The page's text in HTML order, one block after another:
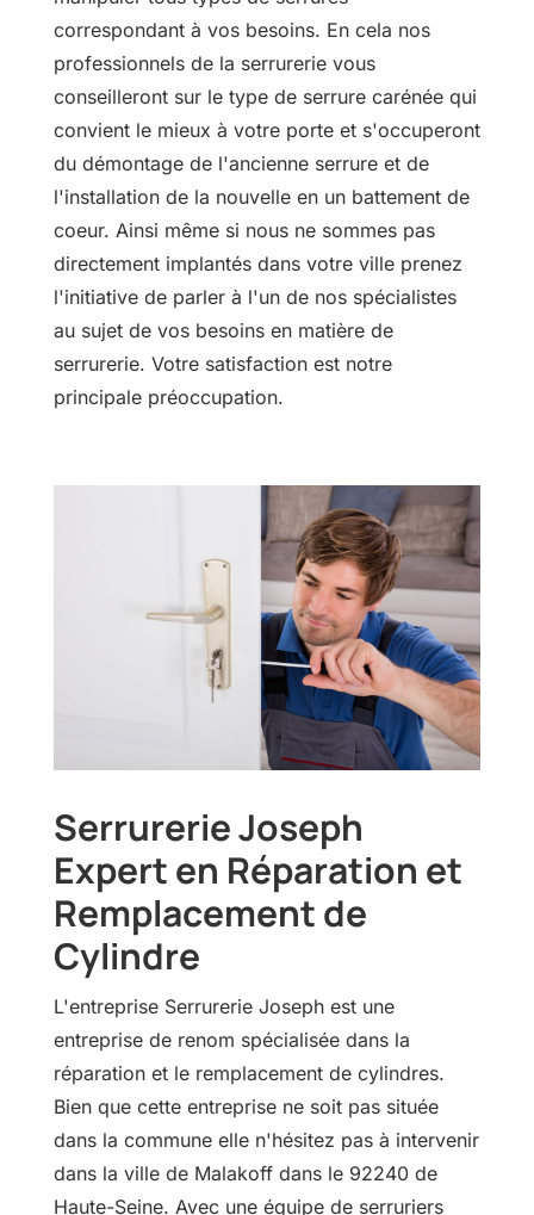
correspondant à vos besoins. En cela nos
professionnels de la serrurerie vous
conseilleront sur le type de serrure carénée qui
convient le mieux à votre porte et s'occuperont
du démontage de l'ancienne serrure et de
l'installation de la nouvelle en un battement de
coeur. Ainsi même si nous ne sommes pas
directement implantés dans votre ville prenez
l'initiative de parler à l'un de nos spécialistes
au sujet de vos besoins en matière de
serrurerie. Votre satisfaction est notre
principale préoccupation.
Serrurerie Joseph
Expert en Réparation et
Remplacement de
Cylindre
L'entreprise Serrurerie Joseph est une
entreprise de renom spécialisée dans la
réparation et le remplacement de cylindres.
Bien que cette entreprise ne soit pas située
dans la commune elle n'hésitez pas à intervenir
dans la ville de Malakoff dans le 92240 de
Haute-Seine. Avec une équipe de serruriers